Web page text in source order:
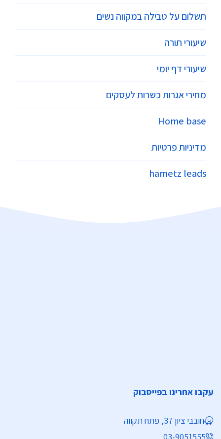
תשלום על טבילה במקווה נשים
שיעורי תורה
שיעורי דף יומי
מחירי אגרות כשרות לעסקים
Home base
מדיניות פרטיות
hametz leads
עקבו אחרינו בפייסבוק
חובבי ציון 37, פתח תקווה
03-9051555